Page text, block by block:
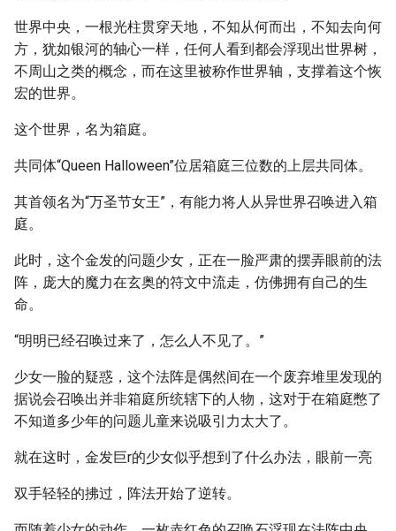
世界中央，一根光柱贯穿天地，不知从何而出，不知去向何
方，犹如银河的轴心一样，任何人看到都会浮现出世界树，
不周山之类的概念，而在这里被称作世界轴，支撑着这个恢
宏的世界。
这个世界，名为箱庭。
共同体“Queen Halloween”位居箱庭三位数的上层共同体。
其首领名为“万圣节女王”，有能力将人从异世界召唤进入箱
庭。
此时，这个金发的问题少女，正在一脸严肃的摆弄眼前的法
阵，庞大的魔力在玄奥的符文中流走，仿佛拥有自己的生
命。
“明明已经召唤过来了，怎么人不见了。”
少女一脸的疑惑，这个法阵是偶然间在一个废弃堆里发现的
据说会召唤出并非箱庭所统辖下的人物，这对于在箱庭憋了
不知道多少年的问题儿童来说吸引力太大了。
就在这时，金发巨r的少女似乎想到了什么办法，眼前一亮
双手轻轻的拂过，阵法开始了逆转。